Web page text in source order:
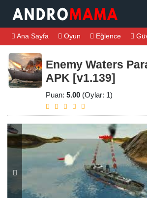
Ana Sayfa Oyun Eğlence
Enemy Waters
APK [v1.139]
Puan: 5.00 (Oylar: 1)